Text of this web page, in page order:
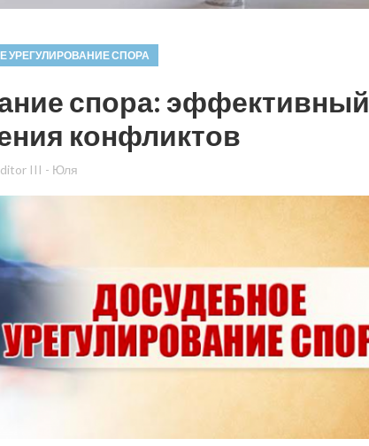
УРЕГУЛИРОВАНИЕ СПОРА
спора: эффективный
конфликтов
III - Юля